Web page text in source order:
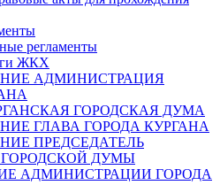
регламенты
ЖКХ
АДМИНИСТРАЦИЯ
ГОРОДСКАЯ ДУМА
ГЛАВА ГОРОДА КУРГАНА
ПРЕДСЕДАТЕЛЬ
ДУМЫ
АДМИНИСТРАЦИИ ГОРОДА